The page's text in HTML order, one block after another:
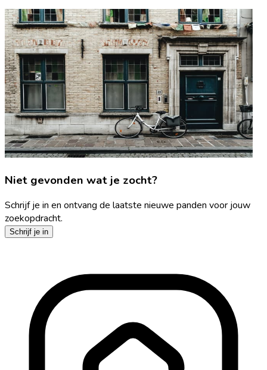
Niet gevonden wat je zocht?
Schrijf je in en ontvang de laatste nieuwe panden voor jouw
zoekopdracht.
Schrijf je in